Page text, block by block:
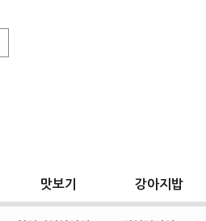
맛보기 강아지밥